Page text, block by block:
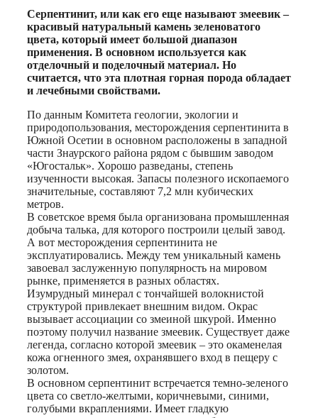
Print
Серпентинит, или как его еще называют змеевик –
красивый натуральный камень зеленоватого
цвета, который имеет большой диапазон
применения. В основном используется как
отделочный и поделочный материал. Но
считается, что эта плотная горная порода обладает
и лечебными свойствами.
По данным Комитета геологии, экологии и
природопользования, месторождения серпентинита в
Южной Осетии в основном расположены в западной
части Знаурского района рядом с бывшим заводом
«Югостальк». Хорошо разведаны, степень
изученности высокая. Запасы полезного ископаемого
значительные, составляют 7,2 млн кубических
метров.
В советское время была организована промышленная
добыча талька, для которого построили целый завод.
А вот месторождения серпентинита не
эксплуатировались. Между тем уникальный камень
завоевал заслуженную популярность на мировом
рынке, применяется в разных областях.
Изумрудный минерал с тончайшей волокнистой
структурой привлекает внешним видом. Окрас
вызывает ассоциации со змеиной шкурой. Именно
поэтому получил название змеевик. Существует даже
легенда, согласно которой змеевик – это окаменелая
кожа огненного змея, охранявшего вход в пещеру с
золотом.
В основном серпентинит встречается темно-зеленого
цвета со светло-желтыми, коричневыми, синими,
голубыми вкраплениями. Имеет гладкую